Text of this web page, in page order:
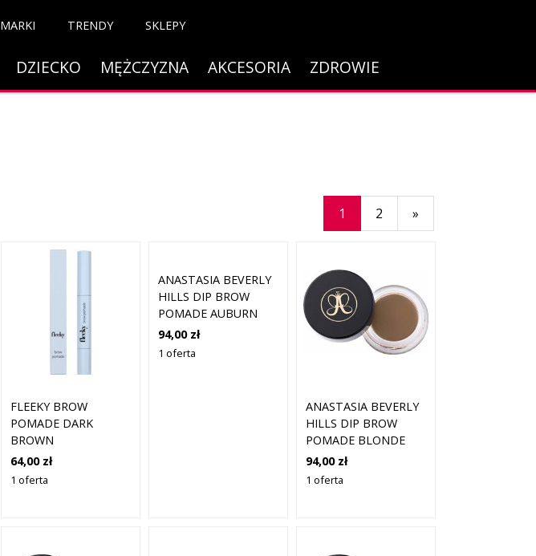
MARKI TRENDY SKLEPY
DZIECKO MĘŻCZYZNA AKCESORIA ZDROWIE
1 2 »
FLEEKY BROW
POMADE DARK
BROWN
64,00 zł
1 oferta
ANASTASIA BEVERLY
HILLS DIP BROW
POMADE AUBURN
94,00 zł
1 oferta
ANASTASIA BEVERLY
HILLS DIP BROW
POMADE BLONDE
94,00 zł
1 oferta